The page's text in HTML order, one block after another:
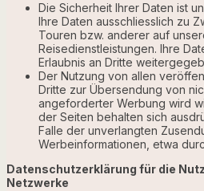
Die Sicherheit Ihrer Daten ist
Ihre Daten ausschliesslich zu
Touren bzw. anderer auf
Reisedienstleistungen. Ihre
Erlaubnis an Dritte
Der Nutzung von allen
Dritte zur Übersendung von
angeforderter Werbung wird
der Seiten behalten sich
Falle der unverlangten
Werbeinformationen, etwa
Datenschutzerklärung für die
Netzwerke